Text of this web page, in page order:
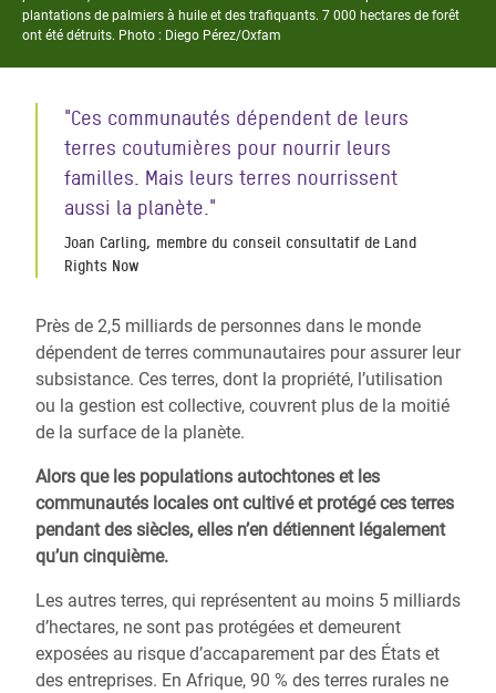
plantations de palmiers à huile et des trafiquants. 7 000 hectares de forêt
ont été détruits. Photo : Diego Pérez/Oxfam
"Ces communautés dépendent de leurs
terres coutumières pour nourrir leurs
familles. Mais leurs terres nourrissent
aussi la planète."
Joan Carling, membre du conseil consultatif de Land
Rights Now
Près de 2,5 milliards de personnes dans le monde
dépendent de terres communautaires pour assurer leur
subsistance. Ces terres, dont la propriété, l’utilisation
ou la gestion est collective, couvrent plus de la moitié
de la surface de la planète.
Alors que les populations autochtones et les
communautés locales ont cultivé et protégé ces terres
pendant des siècles, elles n’en détiennent légalement
qu’un cinquième.
Les autres terres, qui représentent au moins 5 milliards
d’hectares, ne sont pas protégées et demeurent
exposées au risque d’accaparement par des États et
des entreprises. En Afrique, 90 % des terres rurales ne